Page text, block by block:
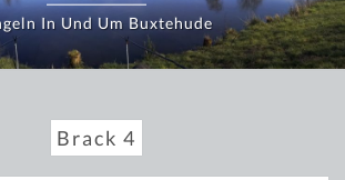
In Und Um Buxtehude
Brack 4